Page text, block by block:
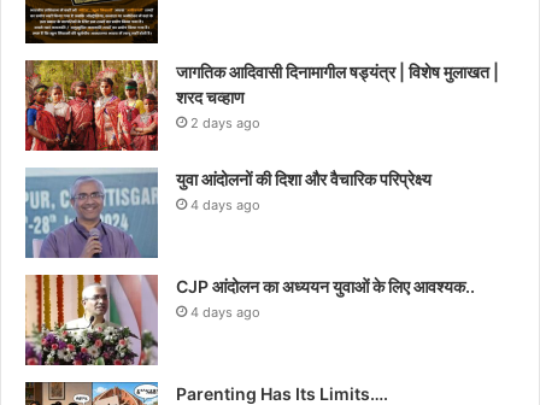
जागतिक आदिवासी दिनामागील षड्यंत्र | विशेष मुलाखत |
शरद चव्हाण
2 days ago
युवा आंदोलनों की दिशा और वैचारिक परिप्रेक्ष्य
4 days ago
CJP आंदोलन का अध्ययन युवाओं के लिए आवश्यक..
4 days ago
Parenting Has Its Limits….